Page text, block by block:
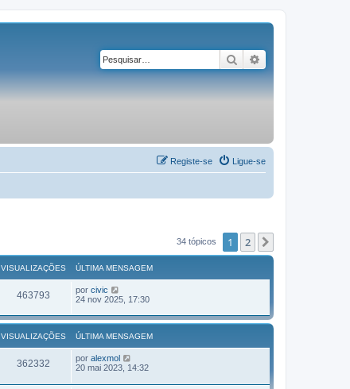
Pesquisar
Ligue-se
Registe-se
34 tópicos 1 2
VISUALIZAÇÕES ÚLTIMA MENSAGEM
463793 por civic
24 nov 2025, 17:30
VISUALIZAÇÕES ÚLTIMA MENSAGEM
362332 por alexmol
20 mai 2023, 14:32